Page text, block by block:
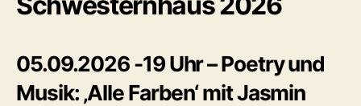
05.09.2026 -19 Uhr – Poetry und
Musik: ‚Alle Farben‘ mit Jasmin